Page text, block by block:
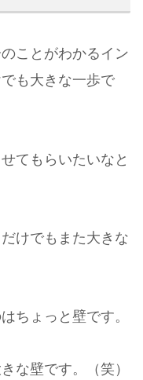
ことがわかるイン
も大きな一歩で
てもらいたいなと
けでもまた大きな
ちょっと壁です。
な壁です。（笑）